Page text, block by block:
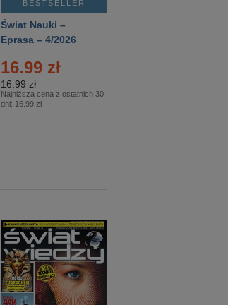
BESTSELLER
Świat Nauki –
Eprasa – 4/2026
16.99 zł
16.99 zł
Najniższa cena z ostatnich 30
dni: 16.99 zł